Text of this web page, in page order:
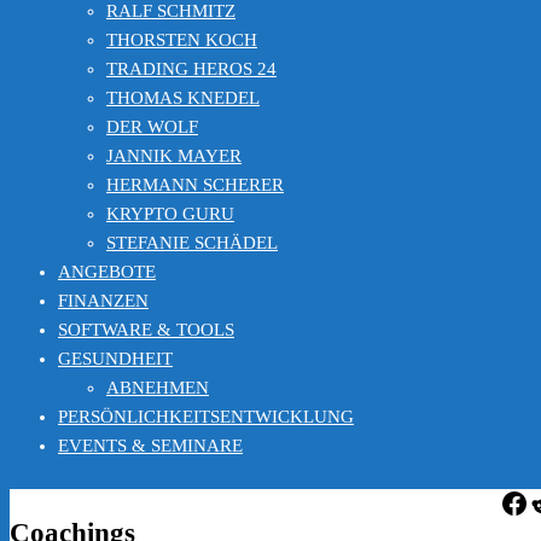
RALF SCHMITZ
THORSTEN KOCH
TRADING HEROS 24
THOMAS KNEDEL
DER WOLF
JANNIK MAYER
HERMANN SCHERER
KRYPTO GURU
STEFANIE SCHÄDEL
ANGEBOTE
FINANZEN
SOFTWARE & TOOLS
GESUNDHEIT
ABNEHMEN
PERSÖNLICHKEITSENTWICKLUNG
EVENTS & SEMINARE
Coachings